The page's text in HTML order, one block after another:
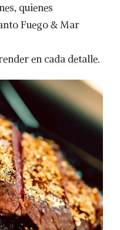
quienes
Fuego & Mar
en cada detalle.